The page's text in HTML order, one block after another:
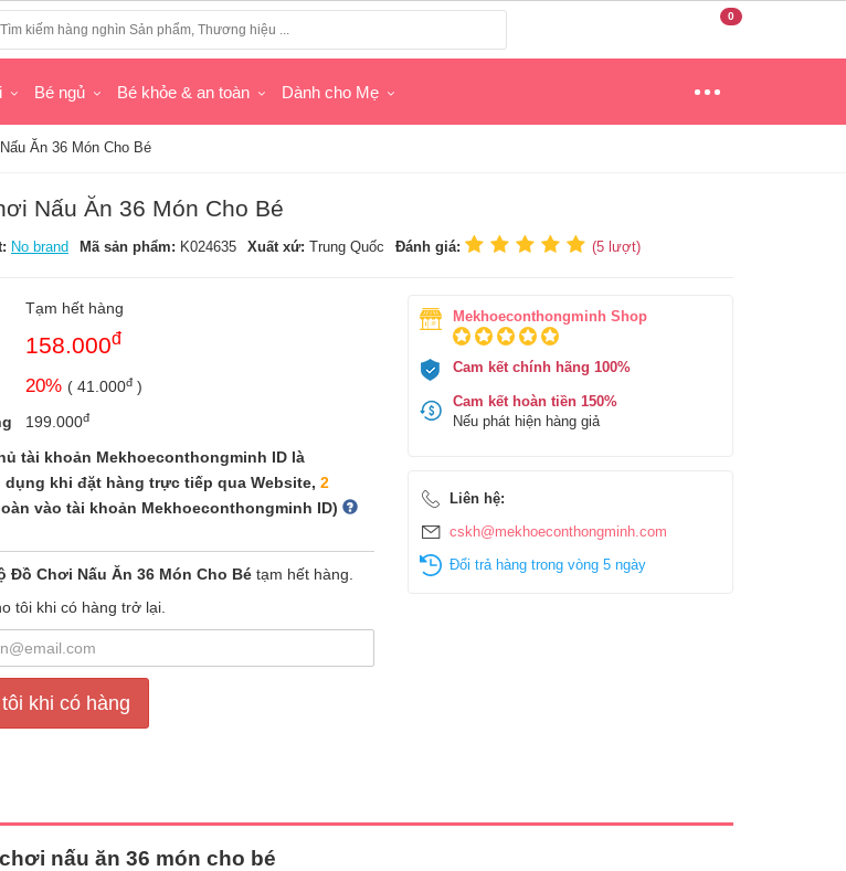
0
Bé ngủ Bé khỏe & an toàn Dành cho Mẹ
Ăn 36 Món Cho Bé
Nấu Ăn 36 Món Cho Bé
No brand Mã sản phẩm: K024635 Xuất xứ: Trung Quốc Đánh giá: (5 lượt)
Tạm hết hàng
158.000đ
20% ( 41.000đ )
199.000đ
tài khoản Mekhoeconthongminh ID là
dụng khi đặt hàng trực tiếp qua Website, 2
vào tài khoản Mekhoeconthongminh ID)
Đồ Chơi Nấu Ăn 36 Món Cho Bé tạm hết hàng.
tôi khi có hàng trở lại.
khi có hàng
Mekhoeconthongminh Shop
Cam kết chính hãng 100%
Cam kết hoàn tiền 150%
Nếu phát hiện hàng giả
Liên hệ:
cskh@mekhoeconthongminh.com
Đổi trả hàng trong vòng 5 ngày
nấu ăn 36 món cho bé